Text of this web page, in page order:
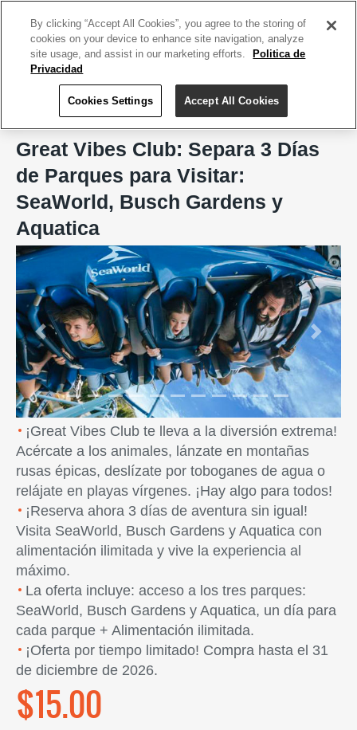
De Viaje Great Vibes Club
Great Vibes Club: Separa 3 Días
de Parques para Visitar:
SeaWorld, Busch Gardens y
Aquatica
Previous Next
¡Great Vibes Club te lleva a la diversión extrema!
Acércate a los animales, lánzate en montañas
rusas épicas, deslízate por toboganes de agua o
relájate en playas vírgenes. ¡Hay algo para todos!
¡Reserva ahora 3 días de aventura sin igual!
Visita SeaWorld, Busch Gardens y Aquatica con
alimentación ilimitada y vive la experiencia al
máximo.
La oferta incluye: acceso a los tres parques:
SeaWorld, Busch Gardens y Aquatica, un día para
cada parque + Alimentación ilimitada.
¡Oferta por tiempo limitado! Compra hasta el 31
de diciembre de 2026.
$15.00
By clicking “Accept All Cookies”, you agree to the storing of
cookies on your device to enhance site navigation, analyze
site usage, and assist in our marketing efforts.
Politica de
Privacidad
Cookies Settings Accept All Cookies